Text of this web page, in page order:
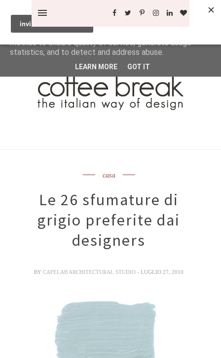
casa
Le 26 sfumature di
grigio preferite dai
designers
BYCAFELAB ARCHITECTURAL STUDIO- LUGLIO 27, 2010
This site uses cookies from Google to deliver its services
and to analyze traffic. Your IP address and user-agent are
shared with Google along with performance and security
metrics to ensure quality of service, generate usage
statistics, and to detect and address abuse.
LEARN MORE GOT IT